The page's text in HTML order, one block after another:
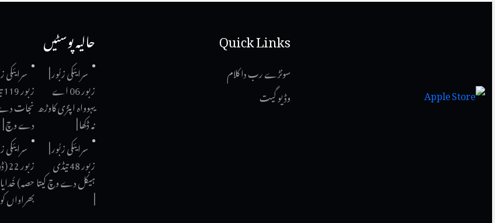
Quick Links
سونڑے رب دا کلام
وڈیو گیت
حالیہ پوسٹیں
سرایئکی
نجات
دے وچ |
سرایئکی زبُور |
زبور 06 اے
یہوواہ اپنڑی کاوڑھ
نہ ڈکھا |
سرایئکی
حصہ)
بھراواں
سرایئکی زبُور |
زبور 48 تیڈی
ہیکل دے وچ کیتا
|